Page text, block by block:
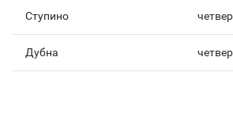
Ступино
Дубна